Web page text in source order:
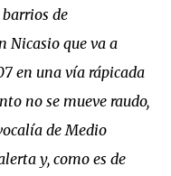
de
Nicasio que va a
en una vía rápicada
no se mueve raudo,
de Medio
y, como es de